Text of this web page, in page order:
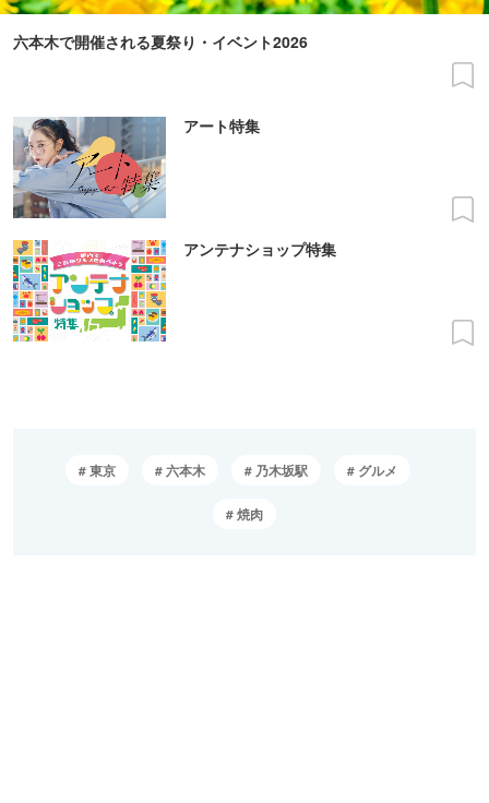
六本木で開催される夏祭り・イベント2026
アート特集
アンテナショップ特集
東京 六本木 乃木坂駅 グルメ
焼肉